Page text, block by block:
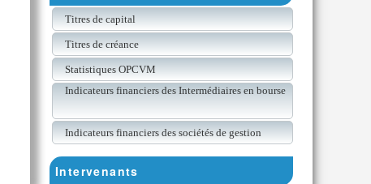
Titres de capital
Titres de créance
Statistiques OPCVM
Indicateurs financiers des Intermédiaires en bourse
Indicateurs financiers des sociétés de gestion
Intervenants